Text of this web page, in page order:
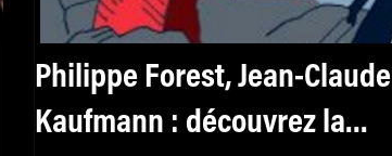
Philippe Forest, Jean-Claude
Kaufmann : découvrez la